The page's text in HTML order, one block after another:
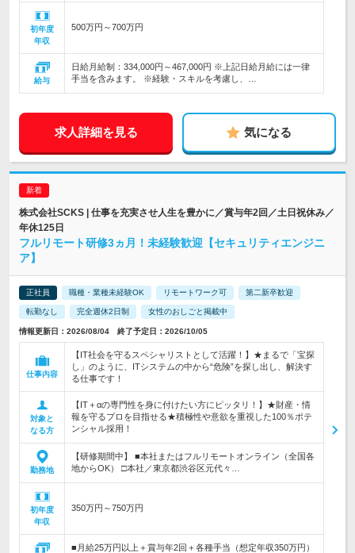
初年度
年収
500万円～700万円
給与
日給月給制：334,000円～467,000円 ※上記日給月給には一律
手当を含みます。 ※経験・スキルを考慮し、…
求人詳細を見る 気になる
株式会社SCKS | 仕事を充実させ人生を豊かに／賞与年2回／土日祝休み／
年休125日
フルリモート研修3ヵ月！未経験歓迎【セキュリティエンジニ
ア】
正社員 職種・業種未経験OK リモートワーク可 第二新卒歓迎
転勤なし 完全週休2日制 女性のおしごと掲載中
情報更新日：2026/08/04 終了予定日：2026/10/05
仕事内容
【IT社会を守るスペシャリストとして活躍！】★まるで「宝探
し」のように、ITシステムの中から“危険”を探し出し、解決す
る仕事です！
対象と
なる方
【IT＋αの専門性を身に付けたい方にピッタリ！】★財産・情
報を守るプロを目指せる★積極性や意欲を重視した100％ポテ
ンシャル採用！
勤務地
【研修期間中】 ■本社またはフルリモートオンライン（全国各
地からOK） □本社／東京都渋谷区元代々…
初年度
年収
350万円～750万円
■月給25万円以上＋賞与年2回＋各種手当（想定年収350万円）